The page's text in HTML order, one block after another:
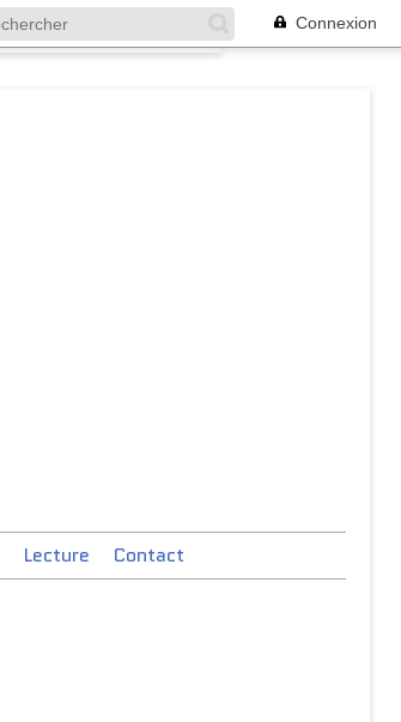
Connexion
Lecture Contact